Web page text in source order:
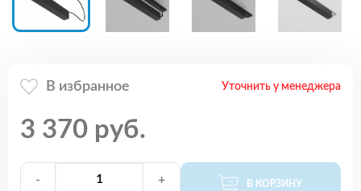
В избранное Уточнить у менеджера
3 370 руб.
- + В КОРЗИНУ